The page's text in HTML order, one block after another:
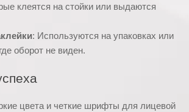
клеятся на стойки или выдаются
: Используются на упаковках или
оборот не виден.
цвета и четкие шрифты для лицевой